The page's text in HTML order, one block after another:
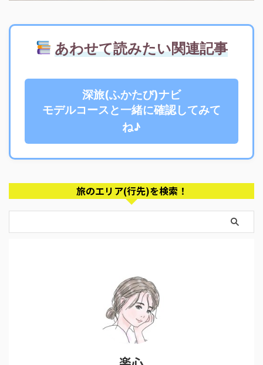
あわせて読みたい関連記事
深旅(ふかたび)ナビ
モデルコースと一緒に確認してみて
ね♪
旅のエリア(行先)を検索！